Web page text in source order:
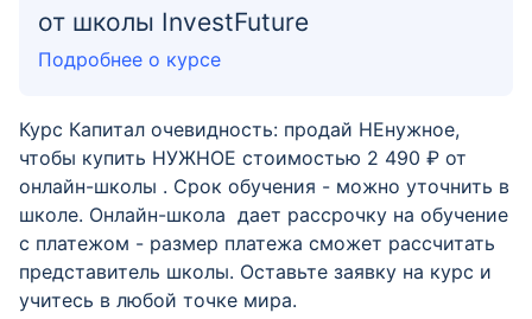
от школы InvestFuture
Подробнее о курсе
Курс Капитал очевидность: продай НЕнужное,
чтобы купить НУЖНОЕ стоимостью 2 490 ₽ от
онлайн-школы . Срок обучения - можно уточнить в
школе. Онлайн-школа дает рассрочку на обучение
с платежом - размер платежа сможет рассчитать
представитель школы. Оставьте заявку на курс и
учитесь в любой точке мира.